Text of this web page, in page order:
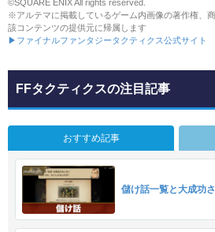
©SQUARE ENIX All rights reserved.
※アルテマに掲載しているゲーム内画像の著作権、
該コンテンツの提供元に帰属します
▶ファイナルファンタジータクティクス公式サイト
FFタクティクスの注目記事
おすすめ記事
儲け話一覧と大成功